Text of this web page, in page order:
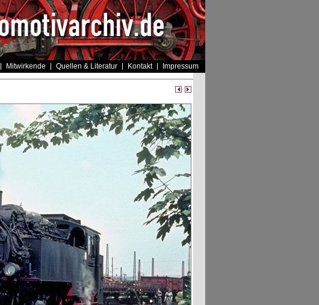
Mitwirkende Quellen & Literatur Kontakt Impressum